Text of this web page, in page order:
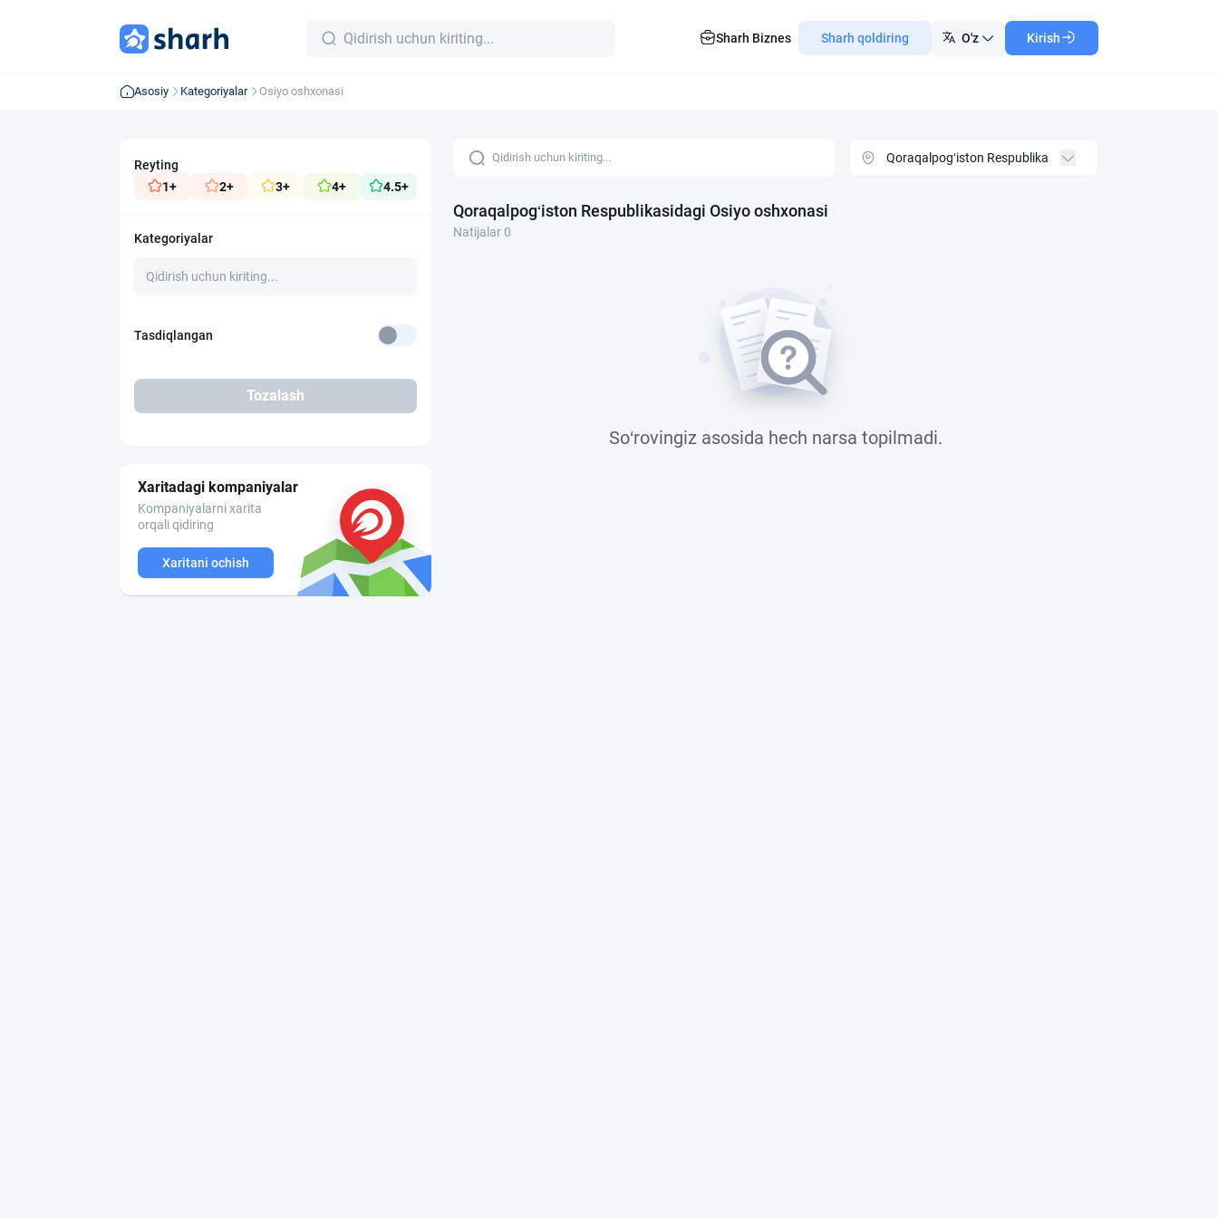
Sharh Biznes Sharh qoldiring O'z Kirish
Asosiy Kategoriyalar Osiyo oshxonasi
Reyting
1+
2+ 3+ 4+ 4.5+
Kategoriyalar
Tasdiqlangan
Tozalash
Xaritadagi kompaniyalar
Kompaniyalarni xarita
orqali qidiring
Xaritani ochish
Qoraqalpog‘iston Respublikasidagi Osiyo oshxonasi
Natijalar 0
So‘rovingiz asosida hech narsa topilmadi.